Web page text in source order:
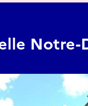
Notre-